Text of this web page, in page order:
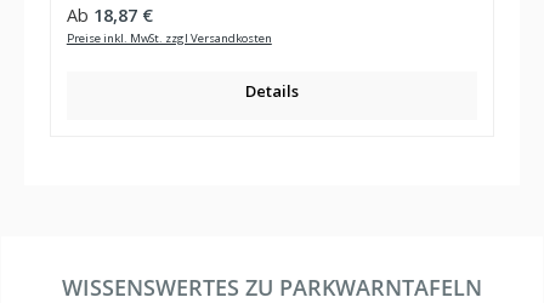
Regulärer Preis:
Ab 18,87 €
Preise inkl. MwSt. zzgl Versandkosten
Details
WISSENSWERTES ZU PARKWARNTAFELN